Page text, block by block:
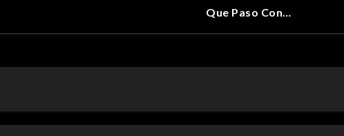
Que Paso Con…